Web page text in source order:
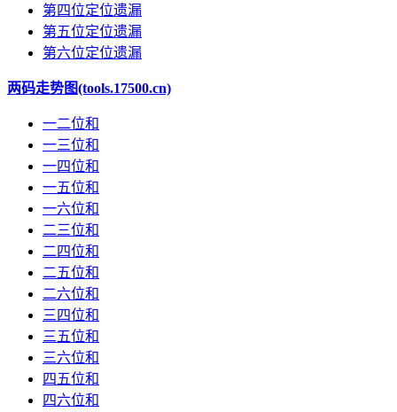
第四位定位遗漏
第五位定位遗漏
第六位定位遗漏
两码走势图(tools.17500.cn)
一二位和
一三位和
一四位和
一五位和
一六位和
二三位和
二四位和
二五位和
二六位和
三四位和
三五位和
三六位和
四五位和
四六位和